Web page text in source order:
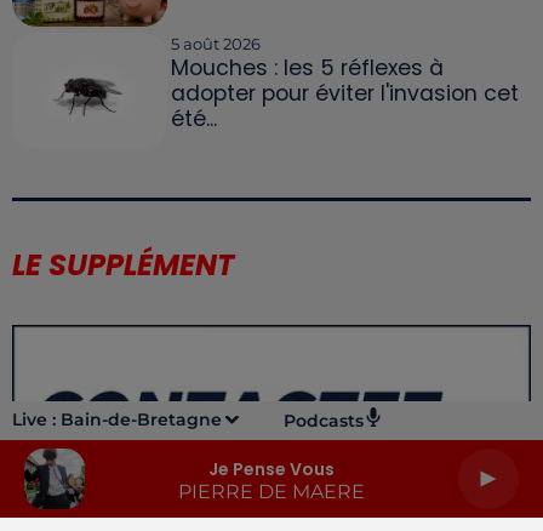
Live : Bain-de-Bretagne Podcasts
Je Pense Vous
PIERRE DE MAERE
5 août 2026
Mouches : les 5 réflexes à
adopter pour éviter l'invasion cet
été...
LE SUPPLÉMENT